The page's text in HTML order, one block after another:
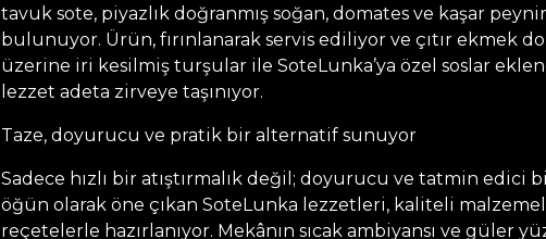
tavuk sote, piyazlık doğranmış soğan, domates ve kaşar
bulunuyor. Ürün, fırınlanarak servis ediliyor ve çıtır ekmek
üzerine iri kesilmiş turşular ile SoteLunka’ya özel soslar
lezzet adeta zirveye taşınıyor.
Taze, doyurucu ve pratik bir alternatif sunuyor
Sadece hızlı bir atıştırmalık değil; doyurucu ve tatmin edici
öğün olarak öne çıkan SoteLunka lezzetleri, kaliteli
reçetelerle hazırlanıyor. Mekânın sıcak ambiyansı ve güler